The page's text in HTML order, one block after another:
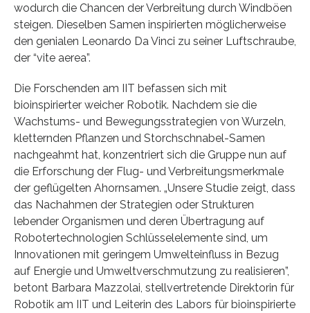
wodurch die Chancen der Verbreitung durch Windböen
steigen. Dieselben Samen inspirierten möglicherweise
den genialen Leonardo Da Vinci zu seiner Luftschraube,
der “vite aerea”.
Die Forschenden am IIT befassen sich mit
bioinspirierter weicher Robotik. Nachdem sie die
Wachstums- und Bewegungsstrategien von Wurzeln,
kletternden Pflanzen und Storchschnabel-Samen
nachgeahmt hat, konzentriert sich die Gruppe nun auf
die Erforschung der Flug- und Verbreitungsmerkmale
der geflügelten Ahornsamen. „Unsere Studie zeigt, dass
das Nachahmen der Strategien oder Strukturen
lebender Organismen und deren Übertragung auf
Robotertechnologien Schlüsselelemente sind, um
Innovationen mit geringem Umwelteinfluss in Bezug
auf Energie und Umweltverschmutzung zu realisieren”,
betont Barbara Mazzolai, stellvertretende Direktorin für
Robotik am IIT und Leiterin des Labors für bioinspirierte